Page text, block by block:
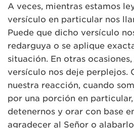
A veces, mientras estamos
versículo en particular nos
Puede que dicho versículo
redarguya o se aplique
situación. En otras
versículo nos deje perplejos.
nuestra reacción, cuando
por una porción en
detenernos y orar con base
agradecer al Señor o